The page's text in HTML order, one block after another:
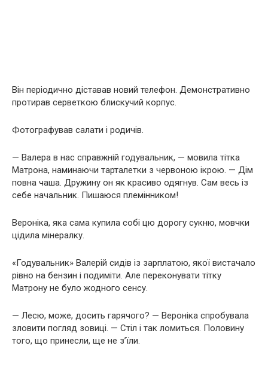
Він періодично діставав новий телефон. Демонстративно
протирав серветкою блискучий корпус.
Фотографував салати і родичів.
— Валера в нас справжній годувальник, — мовила тітка
Матрона, наминаючи тарталетки з червоною ікрою. — Дім
повна чаша. Дружину он як красиво одягнув. Сам весь із
себе начальник. Пишаюся племінником!
Вероніка, яка сама купила собі цю дорогу сукню, мовчки
цідила мінералку.
«Годувальник» Валерій сидів із зарплатою, якої вистачало
рівно на бензин і подиміти. Але переконувати тітку
Матрону не було жодного сенсу.
— Лесю, може, досить гарячого? — Вероніка спробувала
зловити погляд зовиці. — Стіл і так ломиться. Половину
того, що принесли, ще не з’їли.